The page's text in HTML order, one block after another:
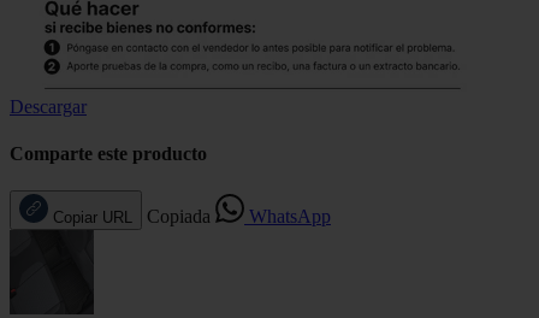
Descargar
Comparte este producto
Copiar URL Copiada WhatsApp